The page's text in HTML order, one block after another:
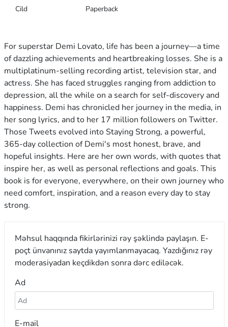
Cild Paperback
For superstar Demi Lovato, life has been a journey—a time
of dazzling achievements and heartbreaking losses. She is a
multiplatinum-selling recording artist, television star, and
actress. She has faced struggles ranging from addiction to
depression, all the while on a search for self-discovery and
happiness. Demi has chronicled her journey in the media, in
her song lyrics, and to her 17 million followers on Twitter.
Those Tweets evolved into Staying Strong, a powerful,
365-day collection of Demi's most honest, brave, and
hopeful insights. Here are her own words, with quotes that
inspire her, as well as personal reflections and goals. This
book is for everyone, everywhere, on their own journey who
need comfort, inspiration, and a reason every day to stay
strong.
Məhsul haqqında fikirlərinizi rəy şəklində paylaşın. E-
poçt ünvanınız saytda yayımlanmayacaq. Yazdığınız rəy
moderasiyadan keçdikdən sonra dərc ediləcək.
Ad
E-mail